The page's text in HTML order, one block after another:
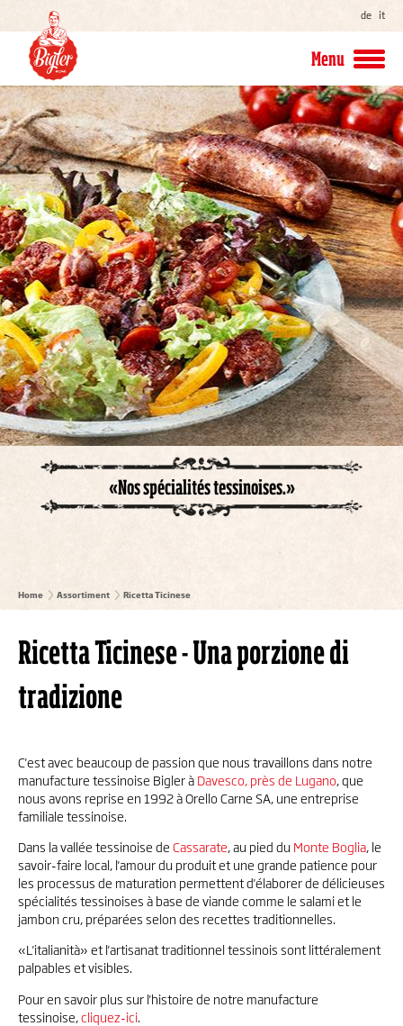
de it
Menu
«Nos spécialités tessinoises.»
Home Assortiment Ricetta Ticinese
Ricetta Ticinese - Una porzione di
tradizione
C'est avec beaucoup de passion que nous travaillons dans notre
manufacture tessinoise Bigler à Davesco, près de Lugano, que
nous avons reprise en 1992 à Orello Carne SA, une entreprise
familiale tessinoise.
Dans la vallée tessinoise de Cassarate, au pied du Monte Boglia, le
savoir-faire local, l'amour du produit et une grande patience pour
les processus de maturation permettent d'élaborer de délicieuses
spécialités tessinoises à base de viande comme le salami et le
jambon cru, préparées selon des recettes traditionnelles.
«L'italianità» et l'artisanat traditionnel tessinois sont littéralement
palpables et visibles.
Pour en savoir plus sur l'histoire de notre manufacture
tessinoise,cliquez-ici.